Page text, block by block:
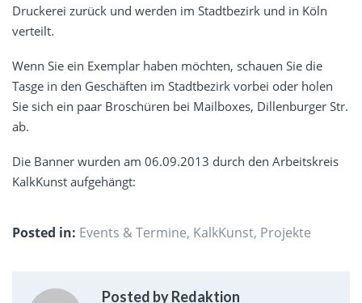
Druckerei zurück und werden im Stadtbezirk und in Köln
verteilt.
Wenn Sie ein Exemplar haben möchten, schauen Sie die
Tasge in den Geschäften im Stadtbezirk vorbei oder holen
Sie sich ein paar Broschüren bei Mailboxes, Dillenburger Str.
ab.
Die Banner wurden am 06.09.2013 durch den Arbeitskreis
KalkKunst aufgehängt:
Posted in: Events & Termine, KalkKunst, Projekte
Posted by Redaktion